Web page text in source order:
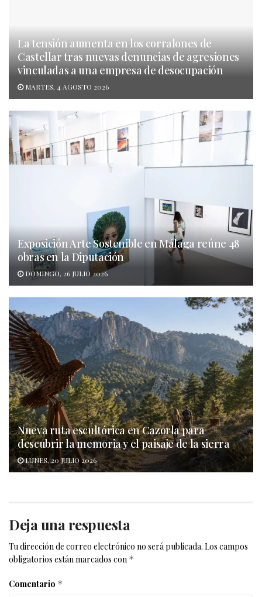
La tensión aumenta en los corralones de
Castellar tras nuevas denuncias de agresiones
vinculadas a una empresa de desocupación
MARTES, 4 AGOSTO 2026
Exposición Arte Sostenible en Málaga reúne 48
obras en la Diputación
DOMINGO, 26 JULIO 2026
Nueva ruta escultórica en Cazorla para
descubrir la memoria y el paisaje de la sierra
LUNES, 20 JULIO 2026
Deja una respuesta
Tu dirección de correo electrónico no será publicada. Los campos
obligatorios están marcados con *
Comentario *